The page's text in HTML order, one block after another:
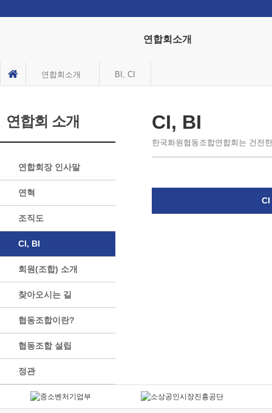
연합회소개
연합회소개 BI, CI
연합회 소개
연합회장 인사말
연혁
조직도
CI, BI
회원(조합) 소개
찾아오시는 길
협동조합이란?
협동조합 설립
정관
CI, BI
한국화원협동조합연합회는 건전
CI